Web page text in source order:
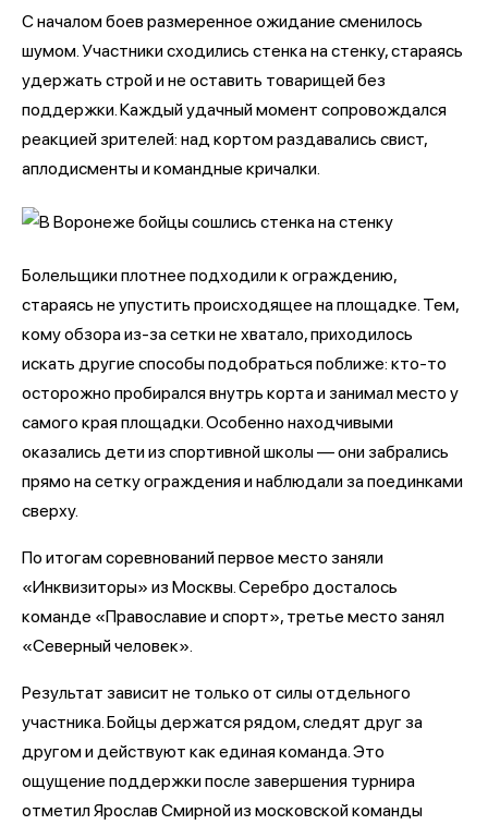
С началом боев размеренное ожидание сменилось
шумом. Участники сходились стенка на стенку, стараясь
удержать строй и не оставить товарищей без
поддержки. Каждый удачный момент сопровождался
реакцией зрителей: над кортом раздавались свист,
аплодисменты и командные кричалки.
Болельщики плотнее подходили к ограждению,
стараясь не упустить происходящее на площадке. Тем,
кому обзора из-за сетки не хватало, приходилось
искать другие способы подобраться поближе: кто-то
осторожно пробирался внутрь корта и занимал место у
самого края площадки. Особенно находчивыми
оказались дети из спортивной школы — они забрались
прямо на сетку ограждения и наблюдали за поединками
сверху.
По итогам соревнований первое место заняли
«Инквизиторы» из Москвы. Серебро досталось
команде «Православие и спорт», третье место занял
«Северный человек».
Результат зависит не только от силы отдельного
участника. Бойцы держатся рядом, следят друг за
другом и действуют как единая команда. Это
ощущение поддержки после завершения турнира
отметил Ярослав Смирной из московской команды